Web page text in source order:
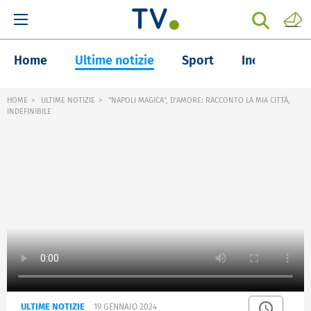
Home Ultime notizie Sport Inchieste
HOME ULTIME NOTIZIE
"NAPOLI MAGICA", D'AMORE: RACCONTO LA MIA CITTÀ,
INDEFINIBILE
ULTIME NOTIZIE 19 GENNAIO 2024